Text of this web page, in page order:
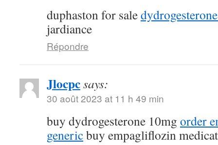
duphaston for sale
jardiance
Répondre
Jlocpcsays:
30 août 2023 at 11 h 49 min
buy dydrogesterone 10mg order
genericbuy empagliflozin